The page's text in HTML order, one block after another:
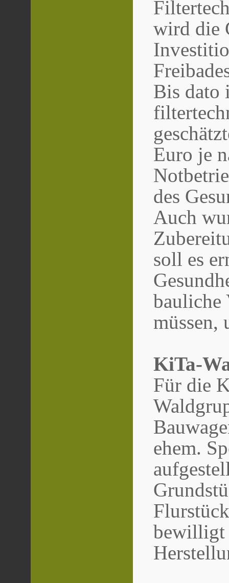
wird die
Bis dato
Euro je
des
Auch
soll es
bauliche
müssen,
KiTa-
Für die
ehem.
bewilligt